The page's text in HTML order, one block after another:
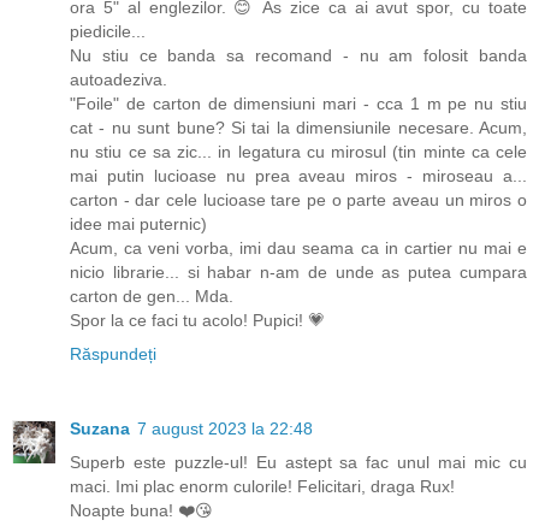
ora 5" al englezilor. 😊 As zice ca ai avut spor, cu toate
piedicile...
Nu stiu ce banda sa recomand - nu am folosit banda
autoadeziva.
"Foile" de carton de dimensiuni mari - cca 1 m pe nu stiu
cat - nu sunt bune? Si tai la dimensiunile necesare. Acum,
nu stiu ce sa zic... in legatura cu mirosul (tin minte ca cele
mai putin lucioase nu prea aveau miros - miroseau a...
carton - dar cele lucioase tare pe o parte aveau un miros o
idee mai puternic)
Acum, ca veni vorba, imi dau seama ca in cartier nu mai e
nicio librarie... si habar n-am de unde as putea cumpara
carton de gen... Mda.
Spor la ce faci tu acolo! Pupici! 💗
Răspundeți
Suzana 7 august 2023 la 22:48
Superb este puzzle-ul! Eu astept sa fac unul mai mic cu
maci. Imi plac enorm culorile! Felicitari, draga Rux!
Noapte buna! ❤️😘